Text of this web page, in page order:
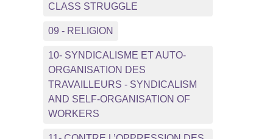
CLASS STRUGGLE
09 - RELIGION
10- SYNDICALISME ET AUTO-
ORGANISATION DES
TRAVAILLEURS - SYNDICALISM
AND SELF-ORGANISATION OF
WORKERS